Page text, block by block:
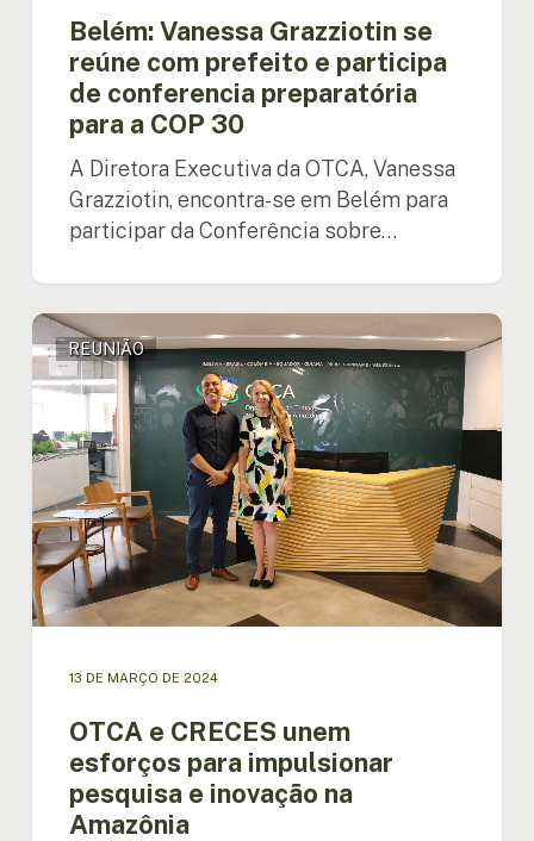
Belém: Vanessa Grazziotin se
reúne com prefeito e participa
de conferencia preparatória
para a COP 30
A Diretora Executiva da OTCA, Vanessa
Grazziotin, encontra-se em Belém para
participar da Conferência sobre…
OTCA
e
CRECES
unem
esforços
para
impulsionar
pesquisa
e
inovação
na
Amazônia
REUNIÃO
13 DE MARÇO DE 2024
OTCA e CRECES unem
esforços para impulsionar
pesquisa e inovação na
Amazônia